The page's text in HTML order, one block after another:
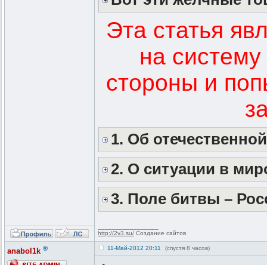
Эта статья
на
стороны и
1. Об
2. О ситуации в
3. Поле битвы –
http://2v3.su/ Создание сайтов
anabol1k ® 11-Май-2012 20:11 (спустя 8 часов)